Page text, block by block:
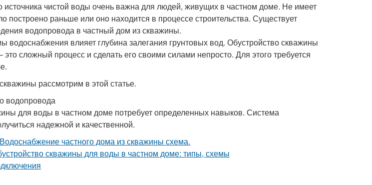
источника чистой воды очень важна для людей, живущих в частном доме. Не имеет
построено раньше или оно находится в процессе строительства. Существует
водопровода в частный дом из скважины.
водоснабжения влияет глубина залегания грунтовых вод. Обустройство скважины
сложный процесс и сделать его своими силами непросто. Для этого требуется
рассмотрим в этой статье.
водопровода
для воды в частном доме потребует определенных навыков. Система
надежной и качественной.